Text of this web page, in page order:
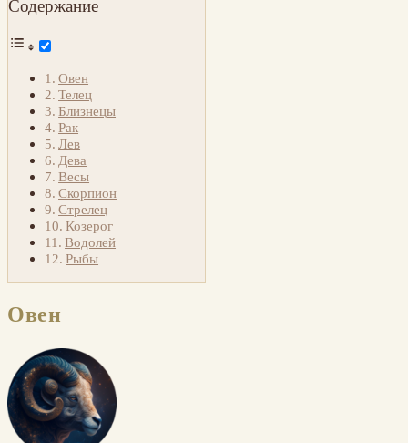
Содержание
Овен
Телец
Близнецы
Рак
Лев
Дева
Весы
Скорпион
Стрелец
Козерог
Водолей
Рыбы
Овен